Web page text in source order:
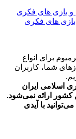
تومان699,000
برای انواع
شما، کاربران
اسلامی ایران
ارائه نمی‌شود.
با آیدی